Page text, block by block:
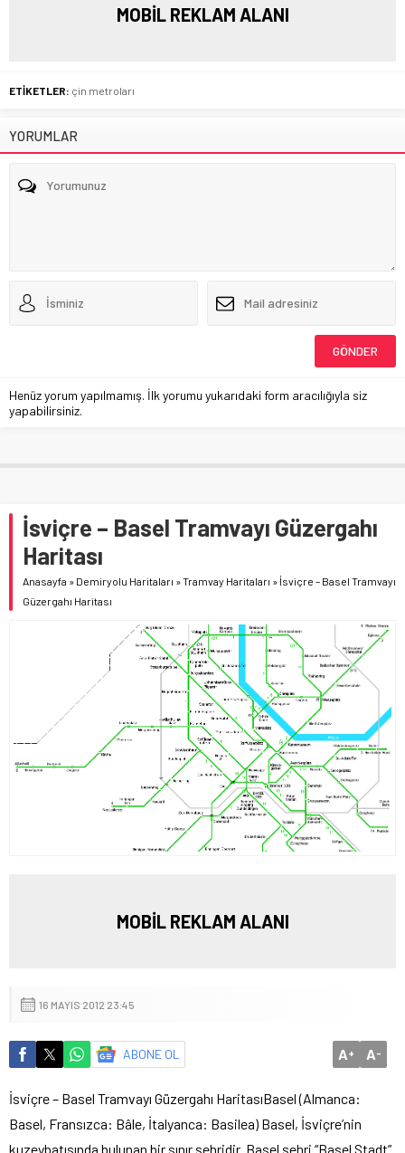
MOBİL REKLAM ALANI
ETİKETLER: çin metroları
YORUMLAR
Henüz yorum yapılmamış. İlk yorumu yukarıdaki form aracılığıyla siz
yapabilirsiniz.
İsviçre – Basel Tramvayı Güzergahı
Haritası
Anasayfa » Demiryolu Haritaları »Tramvay Haritaları » İsviçre – Basel Tramvayı
Güzergahı Haritası
MOBİL REKLAM ALANI
16 MAYIS 2012 23:45
ABONE OL A+ A-
İsviçre – Basel Tramvayı Güzergahı HaritasıBasel (Almanca:
Basel, Fransızca: Bâle, İtalyanca: Basilea) Basel, İsviçre’nin
kuzeybatısında bulunan bir sınır şehridir. Basel şehri “Basel Stadt”